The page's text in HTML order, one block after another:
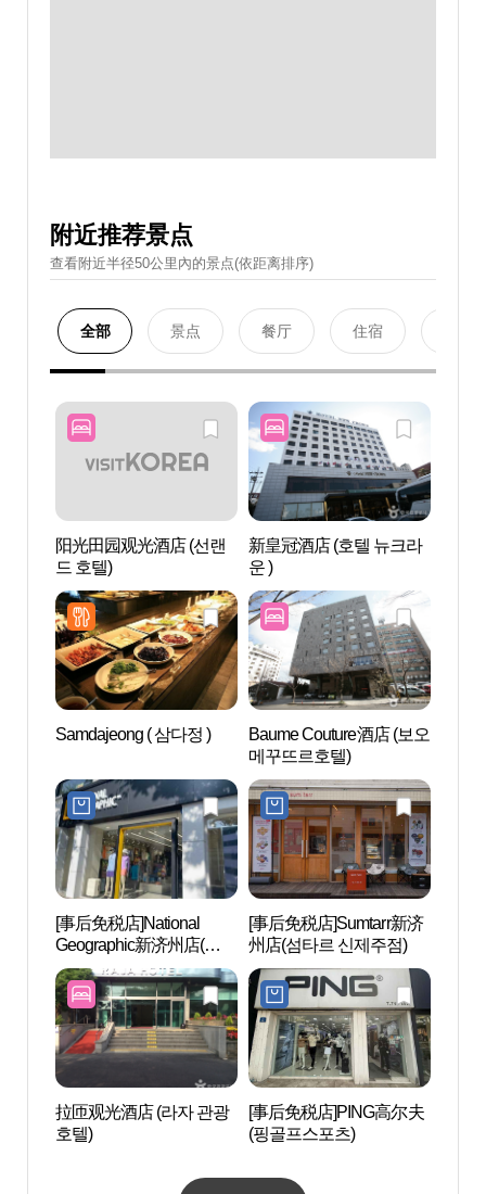
附近推荐景点
查看附近半径50公里內的景点(依距离排序)
全部 景点 餐厅 住宿
阳光田园观光酒店 (선랜
드 호텔)
新皇冠酒店 (호텔 뉴크라
운 )
Samdajeong ( 삼다정 )
Baume Couture酒店 (보오
메꾸뜨르호텔)
[事后免税店]National
Geographic新济州店(내셔
널지오그래픽 신제주점)
[事后免税店]Sumtarr新济
州店(섬타르 신제주점)
拉匝观光酒店 (라자 관광
호텔)
[事后免税店]PING高尔夫
(핑골프스포츠)